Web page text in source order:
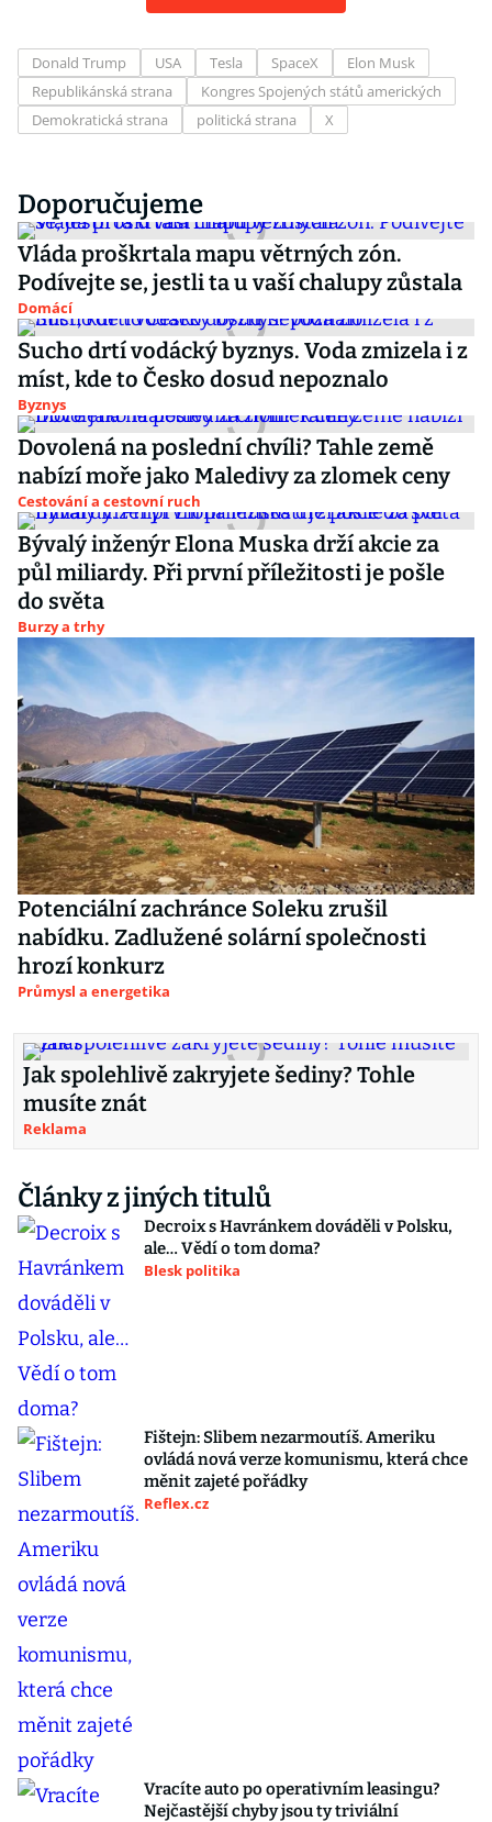
Donald Trump USA Tesla SpaceX
Elon Musk
Republikánská strana
Kongres Spojených států amerických
Demokratická strana
politická strana X
Doporučujeme
Vláda proškrtala mapu větrných zón.
Podívejte se, jestli ta u vaší chalupy zůstala
Domácí
Sucho drtí vodácký byznys. Voda zmizela i z
míst, kde to Česko dosud nepoznalo
Byznys
Dovolená na poslední chvíli? Tahle země
nabízí moře jako Maledivy za zlomek ceny
Cestování a cestovní ruch
Bývalý inženýr Elona Muska drží akcie za
půl miliardy. Při první příležitosti je pošle
do světa
Burzy a trhy
Potenciální zachránce Soleku zrušil
nabídku. Zadlužené solární společnosti
hrozí konkurz
Průmysl a energetika
Jak spolehlivě zakryjete šediny? Tohle
musíte znát
Reklama
Články z jiných titulů
Decroix s Havránkem dováděli v Polsku,
ale… Vědí o tom doma?
Blesk politika
Fištejn: Slibem nezarmoutíš. Ameriku
ovládá nová verze komunismu, která chce
měnit zajeté pořádky
Reflex.cz
Vracíte auto po operativním leasingu?
Nejčastější chyby jsou ty triviální